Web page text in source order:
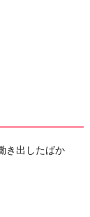
き出したばか